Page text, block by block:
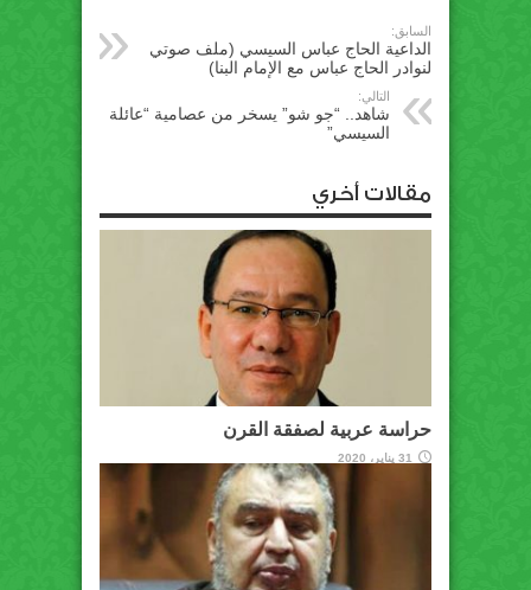
السابق:
الداعية الحاج عباس السيسي (ملف صوتي
لنوادر الحاج عباس مع الإمام البنا)
التالي:
شاهد.. “جو شو” يسخر من عصامية “عائلة
السيسي”
مقالات أخري
حراسة عربية لصفقة القرن
31 يناير، 2020